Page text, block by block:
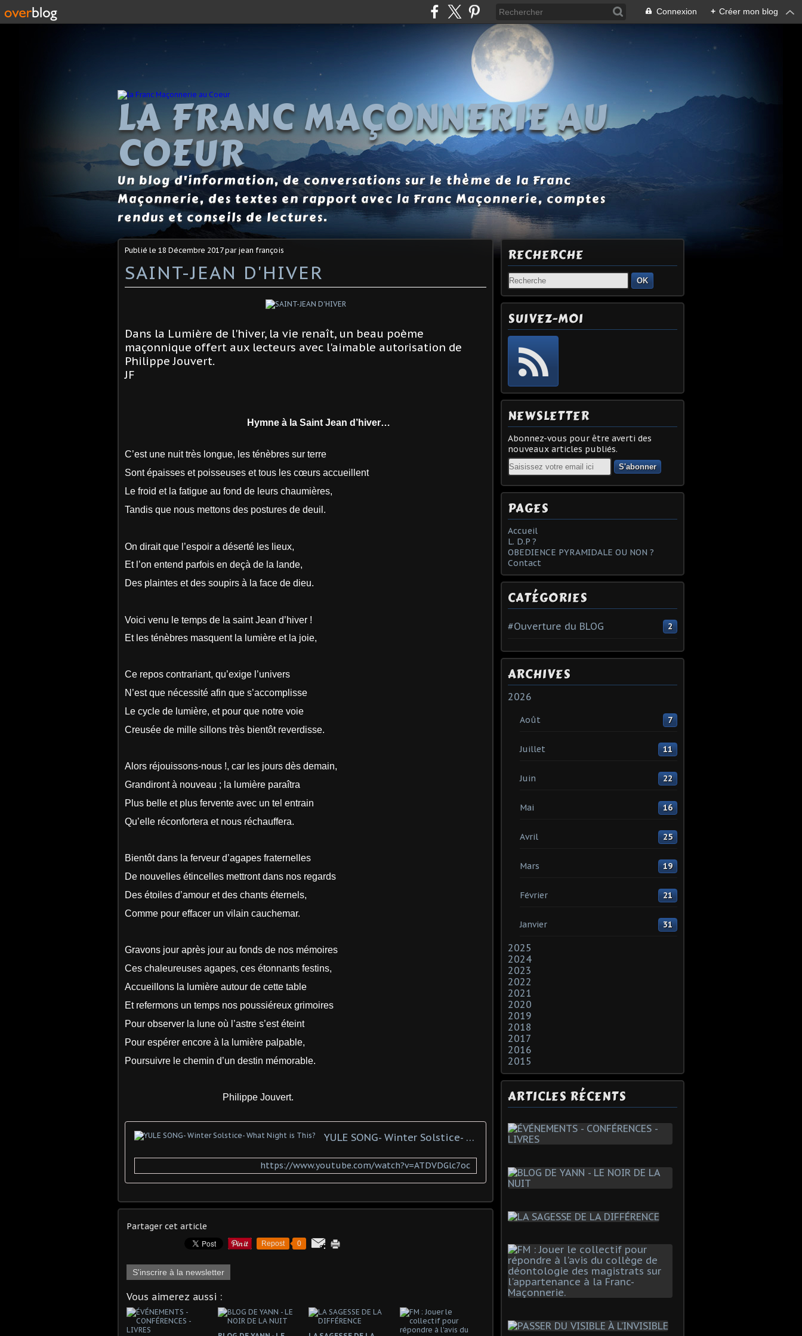
Connexion + Créer mon blog
LA FRANC MAÇONNERIE AU
COEUR
Un blog d'information, de conversations sur le thème de la Franc
Maçonnerie, des textes en rapport avec la Franc Maçonnerie, comptes
rendus et conseils de lectures.
Publié le 18 Décembre 2017par jean françois
SAINT-JEAN D'HIVER
Dans la Lumière de l'hiver, la vie renaît, un beau poème
maçonnique offert aux lecteurs avec l'aimable autorisation de
Philippe Jouvert.
JF
Hymne à la Saint Jean d’hiver…
C’est une nuit très longue, les ténèbres sur terre
Sont épaisses et poisseuses et tous les cœurs accueillent
Le froid et la fatigue au fond de leurs chaumières,
Tandis que nous mettons des postures de deuil.
On dirait que l’espoir a déserté les lieux,
Et l’on entend parfois en deçà de la lande,
Des plaintes et des soupirs à la face de dieu.
Voici venu le temps de la saint Jean d’hiver !
Et les ténèbres masquent la lumière et la joie,
Ce repos contrariant, qu’exige l’univers
N’est que nécessité afin que s’accomplisse
Le cycle de lumière, et pour que notre voie
Creusée de mille sillons très bientôt reverdisse.
Alors réjouissons-nous !, car les jours dès demain,
Grandiront à nouveau ; la lumière paraîtra
Plus belle et plus fervente avec un tel entrain
Qu’elle réconfortera et nous réchauffera.
Bientôt dans la ferveur d’agapes fraternelles
De nouvelles étincelles mettront dans nos regards
Des étoiles d’amour et des chants éternels,
Comme pour effacer un vilain cauchemar.
Gravons jour après jour au fonds de nos mémoires
Ces chaleureuses agapes, ces étonnants festins,
Accueillons la lumière autour de cette table
Et refermons un temps nos poussiéreux grimoires
Pour observer la lune où l’astre s’est éteint
Pour espérer encore à la lumière palpable,
Poursuivre le chemin d’un destin mémorable.
Philippe Jouvert.
YULE SONG- Winter Solstice- What Night is This?
https://www.youtube.com/watch?v=ATDVDGlc7oc
Partager cet article
Repost 0
S'inscrire à la newsletter
Vous aimerez aussi :
RECHERCHE
OK
SUIVEZ-MOI
NEWSLETTER
Abonnez-vous pour être averti des
nouveaux articles publiés.
Email
PAGES
Accueil
L. D.P ?
OBEDIENCE PYRAMIDALE OU NON ?
Contact
CATÉGORIES
#Ouverture du BLOG 2
ARCHIVES
2026
Août 7
Juillet 11
Juin 22
Mai 16
Avril 25
Mars 19
Février 21
Janvier 31
2025
2024
2023
2022
2021
2020
2019
2018
2017
2016
2015
ARTICLES RÉCENTS